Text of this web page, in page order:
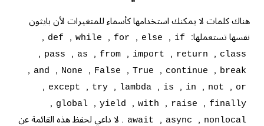
هناك كلمات لا يمكنك استخدامها كأسماء للمتغيرات لأن بايثون
نفسها تستعملها:
if
,
else
,
for
,
while
,
def
,
class
,
return
,
import
,
from
,
as
,
pass
,
break
,
continue
,
True
,
False
,
None
,
and
,
or
,
not
,
in
,
is
,
lambda
,
try
,
except
,
finally
,
raise
,
with
,
yield
,
global
,
nonlocal
,
async
,
await . لا داعي لحفظ هذه القائمة عن